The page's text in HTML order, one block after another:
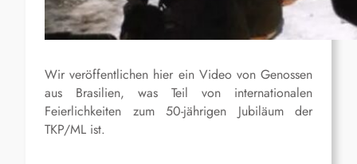
Wir veröffentlichen hier ein Video von Genossen
aus Brasilien, was Teil von internationalen
Feierlichkeiten zum 50-jährigen Jubiläum der
TKP/ML ist.